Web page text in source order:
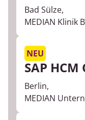
Bad Sülze,
MEDIAN Klinik
NEU
SAP
Berlin,
MEDIAN